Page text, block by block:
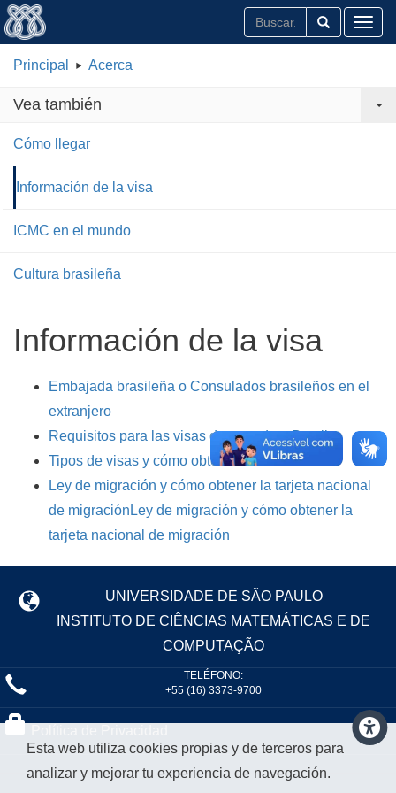
Principal Acerca
Vea también
Cómo llegar
Información de la visa
ICMC en el mundo
Cultura brasileña
Información de la visa
Embajada brasileña o Consulados brasileños en el
extranjero
Requisitos para las visas de entrada a Brasil
Tipos de visas y cómo obtenerlas
Ley de migración y cómo obtener la tarjeta nacional
de migración Ley de migración y cómo obtener la
tarjeta nacional de migración
UNIVERSIDADE DE SÃO PAULO
INSTITUTO DE CIÊNCIAS MATEMÁTICAS E DE
COMPUTAÇÃO
TELÉFONO:
+55 (16) 3373-9700
Esta web utiliza cookies propias y de terceros para
analizar y mejorar tu experiencia de navegación.